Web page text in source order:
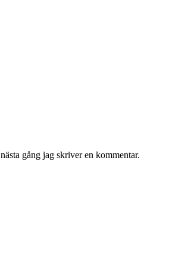
gång jag skriver en kommentar.